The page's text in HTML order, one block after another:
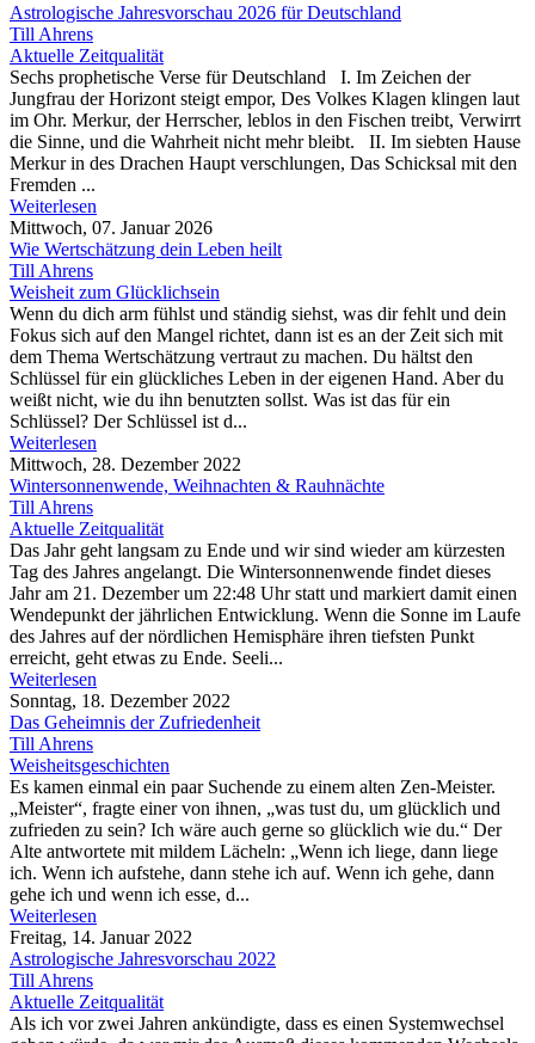
Astrologische Jahresvorschau 2026 für Deutschland
Till Ahrens
Aktuelle Zeitqualität
Sechs prophetische Verse für Deutschland I. Im Zeichen der
Jungfrau der Horizont steigt empor, Des Volkes Klagen klingen laut
im Ohr. Merkur, der Herrscher, leblos in den Fischen treibt, Verwirrt
die Sinne, und die Wahrheit nicht mehr bleibt. II. Im siebten Hause
Merkur in des Drachen Haupt verschlungen, Das Schicksal mit den
Fremden ...
Weiterlesen
Mittwoch, 07. Januar 2026
Wie Wertschätzung dein Leben heilt
Till Ahrens
Weisheit zum Glücklichsein
Wenn du dich arm fühlst und ständig siehst, was dir fehlt und dein
Fokus sich auf den Mangel richtet, dann ist es an der Zeit sich mit
dem Thema Wertschätzung vertraut zu machen. Du hältst den
Schlüssel für ein glückliches Leben in der eigenen Hand. Aber du
weißt nicht, wie du ihn benutzten sollst. Was ist das für ein
Schlüssel? Der Schlüssel ist d...
Weiterlesen
Mittwoch, 28. Dezember 2022
Wintersonnenwende, Weihnachten & Rauhnächte
Till Ahrens
Aktuelle Zeitqualität
Das Jahr geht langsam zu Ende und wir sind wieder am kürzesten
Tag des Jahres angelangt. Die Wintersonnenwende findet dieses
Jahr am 21. Dezember um 22:48 Uhr statt und markiert damit einen
Wendepunkt der jährlichen Entwicklung. Wenn die Sonne im Laufe
des Jahres auf der nördlichen Hemisphäre ihren tiefsten Punkt
erreicht, geht etwas zu Ende. Seeli...
Weiterlesen
Sonntag, 18. Dezember 2022
Das Geheimnis der Zufriedenheit
Till Ahrens
Weisheitsgeschichten
Es kamen einmal ein paar Suchende zu einem alten Zen-Meister.
„Meister“, fragte einer von ihnen, „was tust du, um glücklich und
zufrieden zu sein? Ich wäre auch gerne so glücklich wie du.“ Der
Alte antwortete mit mildem Lächeln: „Wenn ich liege, dann liege
ich. Wenn ich aufstehe, dann stehe ich auf. Wenn ich gehe, dann
gehe ich und wenn ich esse, d...
Weiterlesen
Freitag, 14. Januar 2022
Astrologische Jahresvorschau 2022
Till Ahrens
Aktuelle Zeitqualität
Als ich vor zwei Jahren ankündigte, dass es einen Systemwechsel